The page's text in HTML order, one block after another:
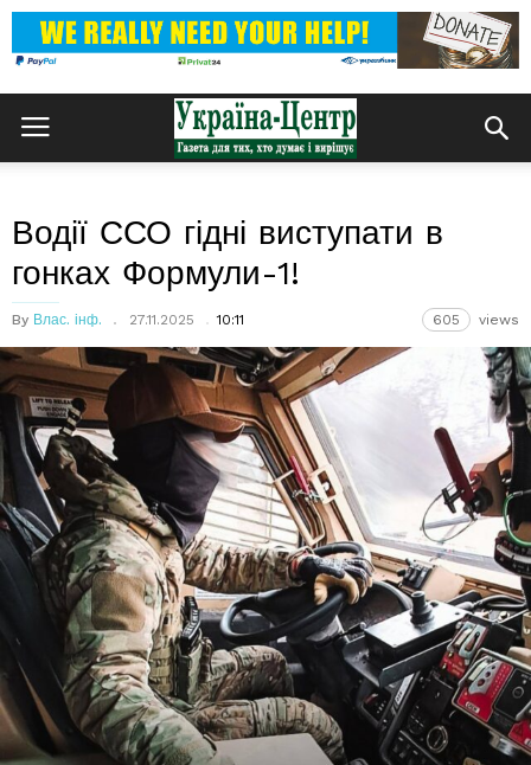
Водії ССО гідні виступати в
гонках Формули-1!
By Влас. інф. 27.11.2025 10:11 605 views